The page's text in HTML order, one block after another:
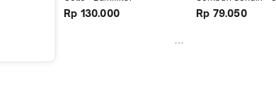
Rp 130.000
Bumifiksi
Rp 79.050